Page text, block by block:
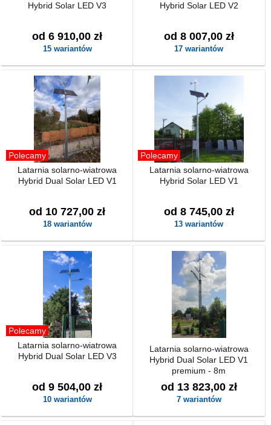
Hybrid Solar LED V3
od 6 910,00 zł
15 wariantów
Hybrid Solar LED V2
od 8 007,00 zł
17 wariantów
Polecamy
Latarnia solarno-wiatrowa
Hybrid Dual Solar LED V1
od 10 727,00 zł
18 wariantów
Polecamy
Latarnia solarno-wiatrowa
Hybrid Solar LED V1
od 8 745,00 zł
13 wariantów
Polecamy
Latarnia solarno-wiatrowa
Hybrid Dual Solar LED V3
od 9 504,00 zł
10 wariantów
Latarnia solarno-wiatrowa
Hybrid Dual Solar LED V1
premium - 8m
od 13 823,00 zł
7 wariantów